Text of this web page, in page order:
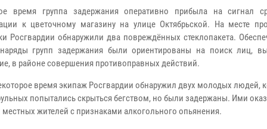
время группа задержания оперативно прибыла на сигнал
к цветочному магазину на улице Октябрьской. На месте
Росгвардии обнаружили два повреждённых стеклопакета.
наряды групп задержания были ориентированы на поиск лиц,
в районе совершения противоправных действий.
время экипаж Росгвардии обнаружил двух молодых людей,
попытались скрыться бегством, но были задержаны. Ими
местных жителей с признаками алкогольного опьянения.